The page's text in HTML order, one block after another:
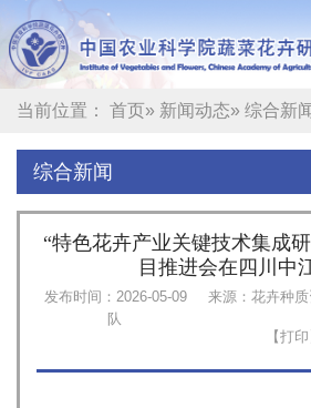
当前位置： 首页» 新闻动态» 综合新闻
综合新闻
“特色花卉产业关键技术集成
目推进会在四川中
发布时间：2026-05-09
来源：花卉种
队